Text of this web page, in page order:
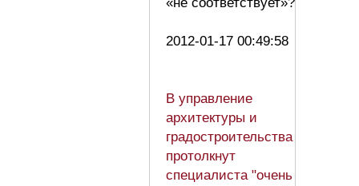
«не соответствует»?
2012-01-17 00:49:58
В управление
архитектуры и
градостроительства
протолкнут
специалиста "очень